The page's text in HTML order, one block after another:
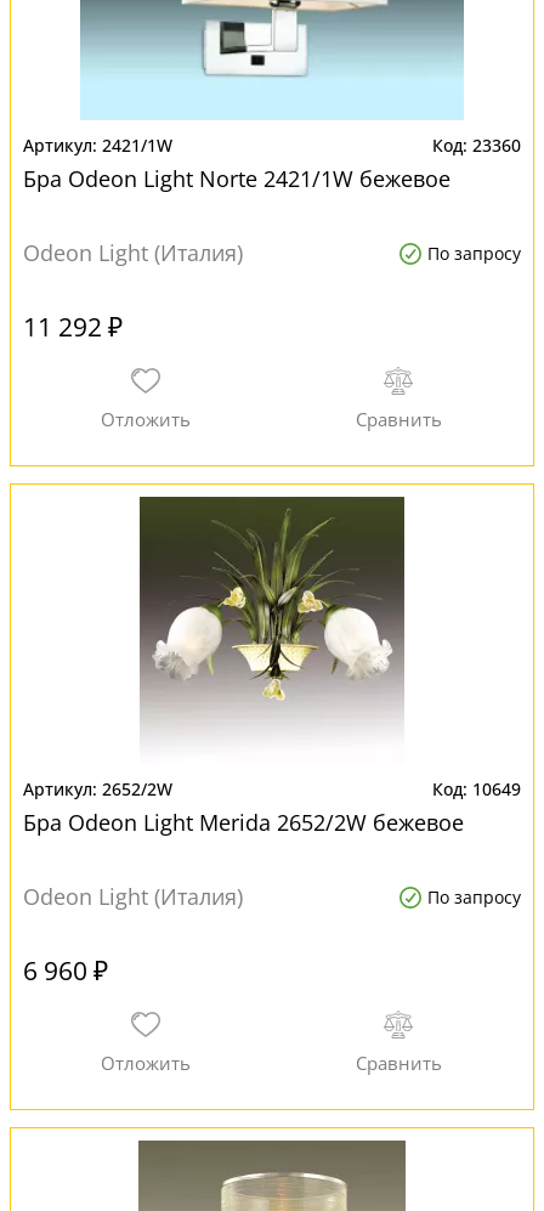
2421/1W 23360
Бра Odeon Light Norte 2421/1W бежевое
Odeon Light (Италия) По запросу
11 292 ₽
2652/2W 10649
Бра Odeon Light Merida 2652/2W бежевое
Odeon Light (Италия) По запросу
6 960 ₽